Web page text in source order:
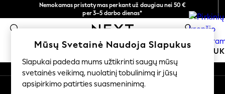
Nemokamas pristatymas perkant už daugiau nei 50 €
per 3–5 darbo dienas*
Dabar galite apsipirkti lietuvių kalba!
0
MOKYKLINĖ APRANGA MERGAITĖMS
SCHOOLWEAR
All Boys Schoolwear
An error occurred on client
Mūsų socialiniai tinklai
Mano paskyra
Mūsų Svetainė Naudoja Slapukus
Slapukai padeda mums užtikrinti saugų mūsų
svetainės veikimą, nuolatinį tobulinimą ir jūsų
apsipirkimo patirties suasmeninimą.